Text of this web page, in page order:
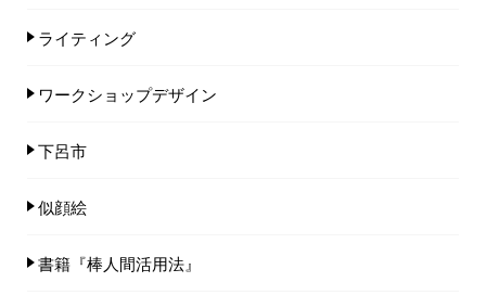
ライティング
ワークショップデザイン
下呂市
似顔絵
書籍『棒人間活用法』